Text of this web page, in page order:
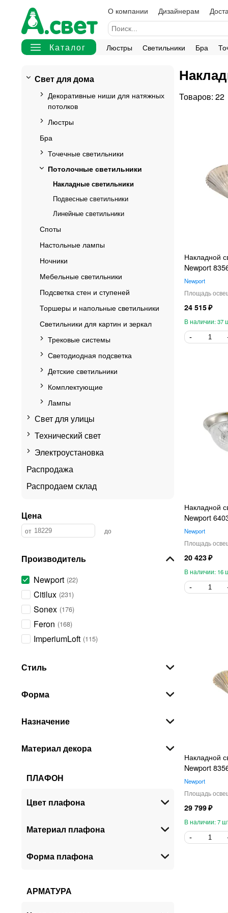
О компании Дизайнерам
Люстры Светильники Бра
Свет для дома
Декоративные ниши для натяжных
потолков
Люстры
Бра
Точечные светильники
Потолочные светильники
Накладные светильники
Подвесные светильники
Линейные светильники
Споты
Настольные лампы
Ночники
Мебельные светильники
Подсветка стен и ступеней
Торшеры и напольные светильники
Светильники для картин и зеркал
Трековые системы
Светодиодная подсветка
Детские светильники
Комплектующие
Лампы
Свет для улицы
Технический свет
Электроустановка
Распродажа
Распродаем склад
Цена
Производитель
Newport 22
Citilux 231
Sonex 176
Feron 168
ImperiumLoft 115
EGLO
Lightstar
Lussole 67
Mantra
ST-Luce 43
Stilfort 35
Favourite 23
Novotech
Стиль
Форма
Назначение
Материал декора
ПЛАФОН
Цвет плафона
Материал плафона
Форма плафона
АРМАТУРА
22
Накладной
Newport
Newport
24 515
37
Накладной
Newport
Newport
20 423
16
Накладной
Newport
Newport
29 799
7